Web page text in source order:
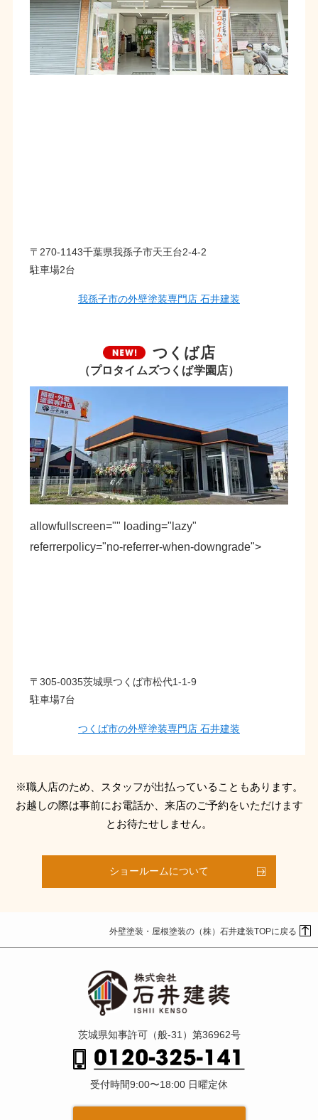
〒270-1143千葉県我孫子市天王台2-4-2
駐車場2台
我孫子市の外壁塗装専門店 石井建装
つくば店
（プロタイムズつくば学園店）
allowfullscreen="" loading="lazy"
referrerpolicy="no-referrer-when-downgrade">
〒305-0035茨城県つくば市松代1-1-9
駐車場7台
つくば市の外壁塗装専門店 石井建装
※職人店のため、スタッフが出払っていることもあります。
お越しの際は事前にお電話か、来店のご予約をいただけます
とお待たせしません。
ショールームについて
外壁塗装・屋根塗装の（株）石井建装TOPに戻る
茨城県知事許可（般-31）第36962号
受付時間9:00〜18:00 日曜定休